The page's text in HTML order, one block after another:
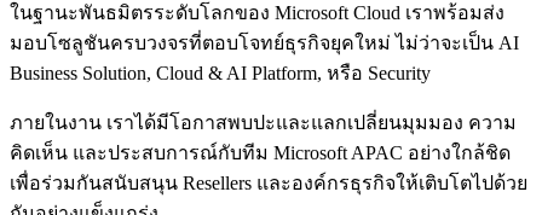
ในฐานะพันธมิตรระดับโลกของ Microsoft Cloud เราพร้อมส่ง
มอบโซลูชันครบวงจรที่ตอบโจทย์ธุรกิจยุคใหม่ ไม่ว่าจะเป็น AI
Business Solution, Cloud & AI Platform, หรือ Security
ภายในงาน เราได้มีโอกาสพบปะและแลกเปลี่ยนมุมมอง ความ
คิดเห็น และประสบการณ์กับทีม Microsoft APAC อย่างใกล้ชิด
เพื่อร่วมกันสนับสนุน Resellers และองค์กรธุรกิจให้เติบโตไปด้วย